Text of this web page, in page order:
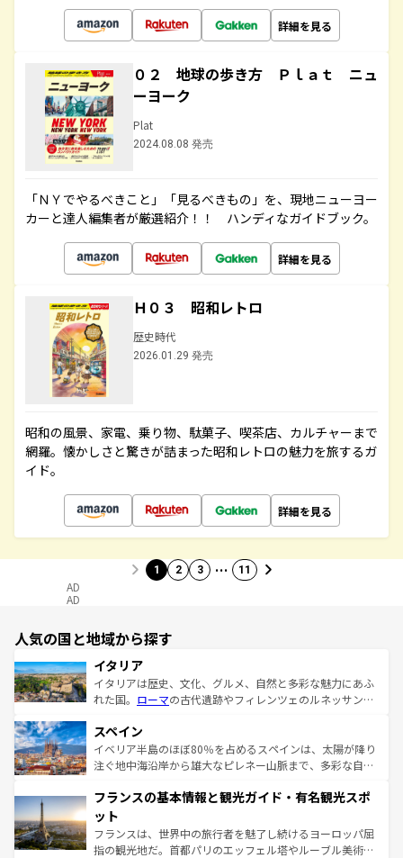
詳細を見る
０２ 地球の歩き方 Ｐｌａｔ ニュ
ーヨーク
Plat
2024.08.08 発売
「ＮＹでやるべきこと」「見るべきもの」を、現地ニューヨー
カーと達人編集者が厳選紹介！！ ハンディなガイドブック。
詳細を見る
Ｈ０３ 昭和レトロ
歴史時代
2026.01.29 発売
昭和の風景、家電、乗り物、駄菓子、喫茶店、カルチャーまで
網羅。懐かしさと驚きが詰まった昭和レトロの魅力を旅するガ
イド。
詳細を見る
1 2 3 … 11
AD
AD
人気の国と地域から探す
イタリア
イタリアは歴史、文化、グルメ、自然と多彩な魅力にあふ
れた国。 ローマの古代遺跡やフィレンツェのルネッサンス
ろん、トスカーナの美しい田園風景やアマルフィ海岸の絶
景など、自然景観も見逃せない。観光の合間には、本場の
ピザやパスタなど、絶品のイタリア料理を堪能することも
ませてくれるイタリアで、忘れられない旅をしてみよう！
なお、新着のイタリア情報は
しい。
スペイン
イベリア半島のほぼ80％を占めるスペインは、太陽が降り
注ぐ地中海沿岸から雄大なピレネー山脈まで、多彩な自然
文化が根付くこの国では、情熱的なフラメンコ、熱気あふ
れる闘牛、そして美味しいタパスが生活の一部となってい
る。首都マドリードの洗練された雰囲気や、バルセロナの
アートに溢れた街角から、地方では古代ローマ遺跡や中世
フランスの基本情報と観光ガイド・有名観光スポ
ット
フランスは、世界中の旅行者を魅了し続けるヨーロッパ屈
指の観光地だ。首都パリのエッフェル塔やルーブル美術館